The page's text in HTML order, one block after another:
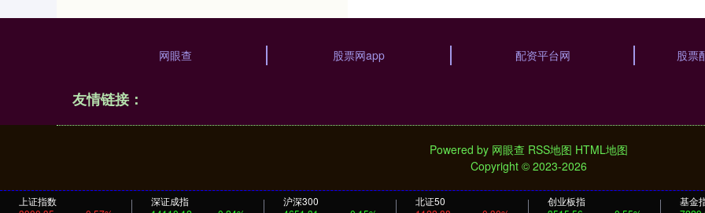
上证指数
深证成指
沪深300
北证50
创业板指
基金
网眼查 股票网app 配资平台网 股票
友情链接：
Powered by 网眼查 RSS地图 HTML地图
Copyright © 2023-2026